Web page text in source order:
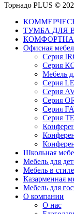
Торнадо PLUS ©
ТУМБА ДЛЯ
Офисная
Серия
Серия
Мебель
Серия
Серия
Серия
Серия
Серия
Школьная
Мебель для
Мебель в
Казарменная
Мебель для
О компании
О нас